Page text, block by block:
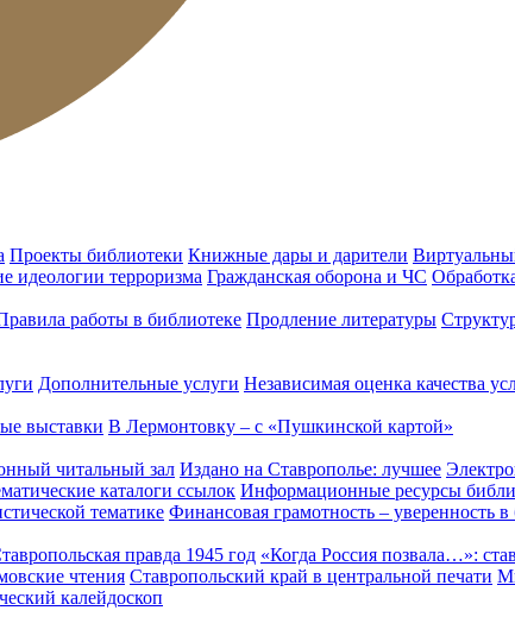
Проекты библиотеки Книжные дары и дарители
идеологии терроризма Гражданская оборона и ЧС
работы в библиотеке Продление литературы
Дополнительные услуги Независимая оценка качества
выставки В Лермонтовку – с «Пушкинской картой»
читальный зал Издано на Ставрополье: лучшее
каталоги ссылок Информационные ресурсы
тематике Финансовая грамотность – уверенность
правда 1945 год «Когда Россия позвала…»:
чтения Ставропольский край в центральной печати
калейдоскоп